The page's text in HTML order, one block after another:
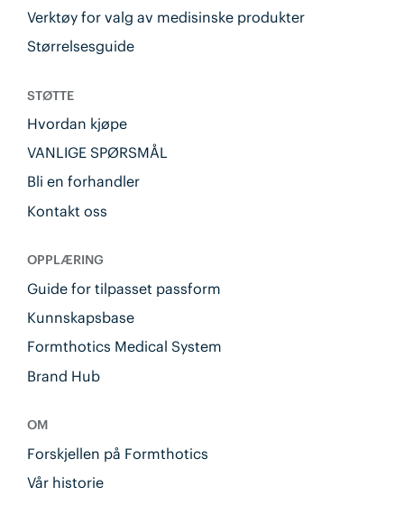
Verktøy for valg av medisinske produkter
Størrelsesguide
STØTTE
Hvordan kjøpe
VANLIGE SPØRSMÅL
Bli en forhandler
Kontakt oss
OPPLÆRING
Guide for tilpasset passform
Kunnskapsbase
Formthotics Medical System
Brand Hub
OM
Forskjellen på Formthotics
Vår historie